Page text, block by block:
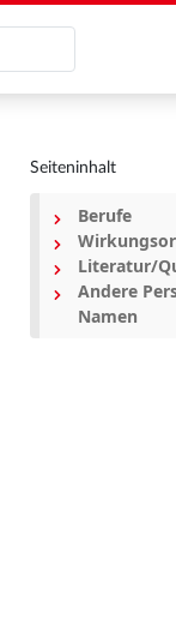
Seiteninhalt
Berufe
Literatur/
Andere
Namen